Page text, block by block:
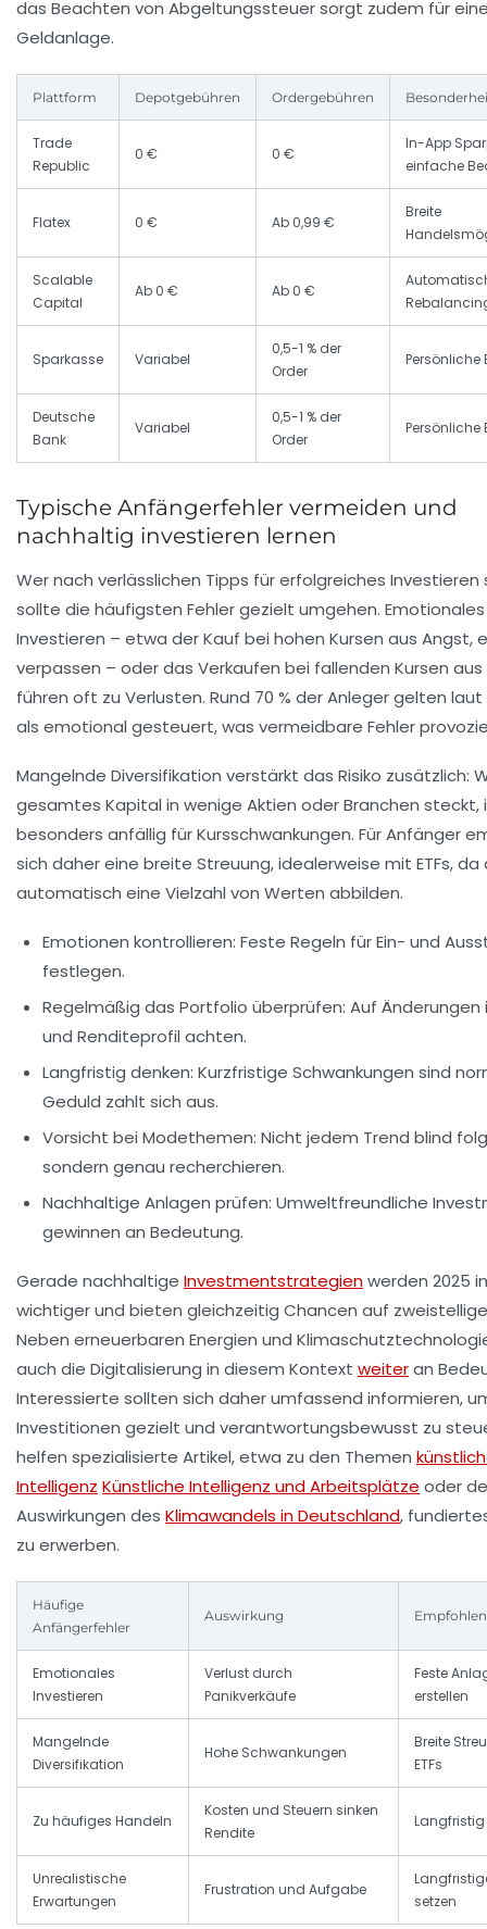
das Beachten von Abgeltungssteuer sorgt zudem für
Geldanlage.
Plattform Depotgebühren Ordergebühren
Trade
Republic
0 € 0 €
In-App
einfache
Flatex 0 € Ab 0,99 €
Breite
Scalable
Capital
Ab 0 € Ab 0 €
Sparkasse Variabel
0,5-1 % der
Order
Persönliche
Deutsche
Bank
Variabel
0,5-1 % der
Order
Persönliche
Typische Anfängerfehler vermeiden und
nachhaltig investieren lernen
Wer nach verlässlichen Tipps für erfolgreiches Investieren
sollte die häufigsten Fehler gezielt umgehen. Emotionales
Investieren – etwa der Kauf bei hohen Kursen aus Angst,
verpassen – oder das Verkaufen bei fallenden Kursen aus
führen oft zu Verlusten. Rund 70 % der Anleger gelten
als emotional gesteuert, was vermeidbare Fehler
Mangelnde Diversifikation verstärkt das Risiko zusätzlich:
gesamtes Kapital in wenige Aktien oder Branchen steckt,
besonders anfällig für Kursschwankungen. Für Anfänger
sich daher eine breite Streuung, idealerweise mit ETFs, da
automatisch eine Vielzahl von Werten abbilden.
Emotionen kontrollieren: Feste Regeln für Ein- und
festlegen.
Regelmäßig das Portfolio überprüfen: Auf Änderungen
und Renditeprofil achten.
Langfristig denken: Kurzfristige Schwankungen sind
Geduld zahlt sich aus.
Vorsicht bei Modethemen: Nicht jedem Trend blind
sondern genau recherchieren.
Nachhaltige Anlagen prüfen: Umweltfreundliche
gewinnen an Bedeutung.
Gerade nachhaltige Investmentstrategienwerden 2025
wichtiger und bieten gleichzeitig Chancen auf
Neben erneuerbaren Energien und
auch die Digitalisierung in diesem Kontext weiteran
Interessierte sollten sich daher umfassend informieren,
Investitionen gezielt und verantwortungsbewusst zu
helfen spezialisierte Artikel, etwa zu den Themen
Intelligenz Künstliche Intelligenz und Arbeitsplätze oder
Auswirkungen des Klimawandels in Deutschland,
zu erwerben.
Häufige
Anfängerfehler
Auswirkung
Emotionales
Investieren
Verlust durch
Panikverkäufe
Feste
erstellen
Mangelnde
Diversifikation
Hohe Schwankungen
Breite
ETFs
Zu häufiges Handeln
Kosten und Steuern sinken
Rendite
Unrealistische
Erwartungen
Frustration und Aufgabe
setzen